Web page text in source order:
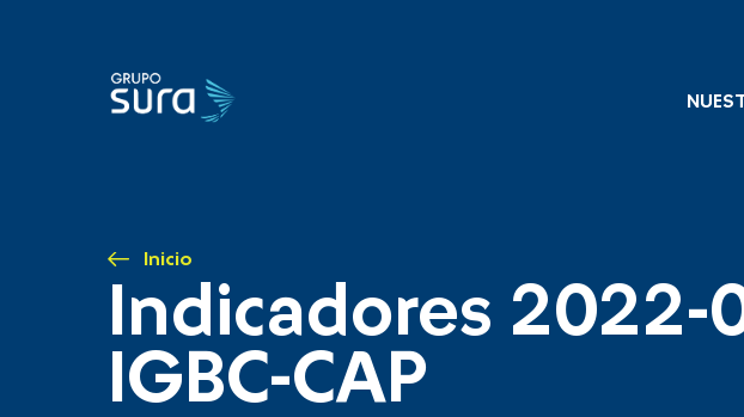
Inicio
Indicadores
IGBC-CAP